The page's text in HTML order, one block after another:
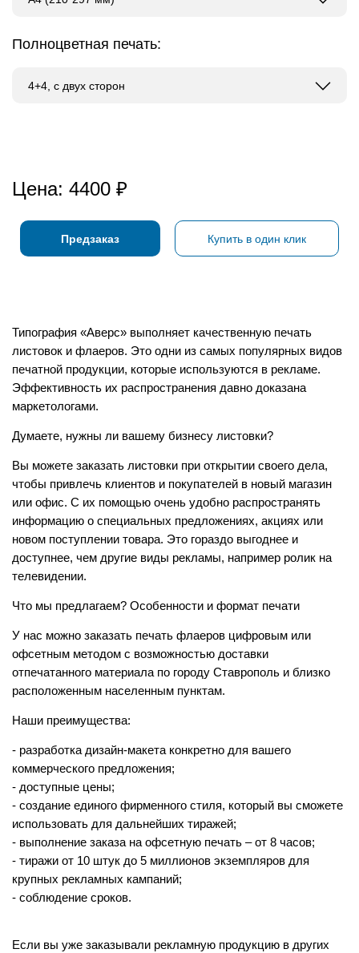
Полноцветная печать:
4+4, с двух сторон
Цена: 4400 ₽
Предзаказ Купить в один клик
Типография «Аверс» выполняет качественную печать
листовок и флаеров. Это одни из самых популярных видов
печатной продукции, которые используются в рекламе.
Эффективность их распространения давно доказана
маркетологами.
Думаете, нужны ли вашему бизнесу листовки?
Вы можете заказать листовки при открытии своего дела,
чтобы привлечь клиентов и покупателей в новый магазин
или офис. С их помощью очень удобно распространять
информацию о специальных предложениях, акциях или
новом поступлении товара. Это гораздо выгоднее и
доступнее, чем другие виды рекламы, например ролик на
телевидении.
Что мы предлагаем? Особенности и формат печати
У нас можно заказать печать флаеров цифровым или
офсетным методом с возможностью доставки
отпечатанного материала по городу Ставрополь и близко
расположенным населенным пунктам.
Наши преимущества:
- разработка дизайн-макета конкретно для вашего
коммерческого предложения;
- доступные цены;
- создание единого фирменного стиля, который вы сможете
использовать для дальнейших тиражей;
- выполнение заказа на офсетную печать – от 8 часов;
- тиражи от 10 штук до 5 миллионов экземпляров для
крупных рекламных кампаний;
- соблюдение сроков.
Если вы уже заказывали рекламную продукцию в других